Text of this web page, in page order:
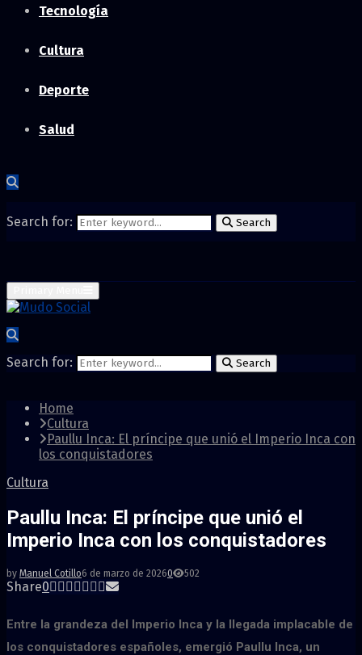
Tecnología
Cultura
Deporte
Salud
Search for: Search
Search for: Search
Home
Cultura
Paullu Inca: El príncipe que unió el Imperio Inca con
los conquistadores
Cultura
Paullu Inca: El príncipe que unió el
Imperio Inca con los conquistadores
by Manuel Cotillo6 de marzo de 20260 502
Share0
Entre la grandeza del Imperio Inca y la llegada implacable de
los conquistadores españoles, emergió Paullu Inca, un